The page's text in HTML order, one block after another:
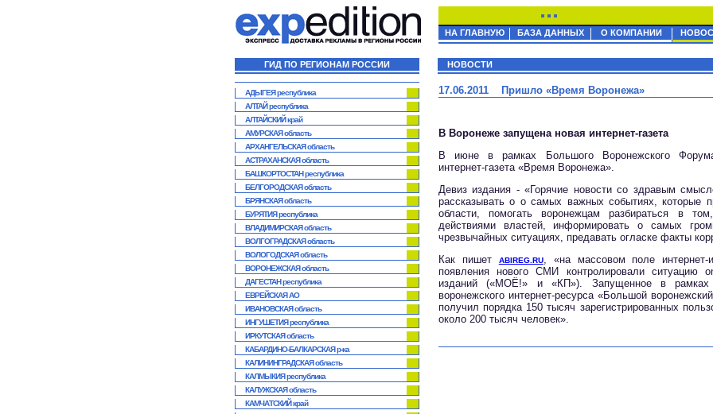
НА ГЛАВНУЮ БАЗА ДАННЫХ О КОМПАНИИ
ГИД ПО РЕГИОНАМ РОССИИ
АДЫГЕЯ республика
АЛТАЙ республика
АЛТАЙСКИЙ край
АМУРСКАЯ область
АРХАНГЕЛЬСКАЯ область
АСТРАХАНСКАЯ область
БАШКОРТОСТАН республика
БЕЛГОРОДСКАЯ область
БРЯНСКАЯ область
БУРЯТИЯ республика
ВЛАДИМИРСКАЯ область
ВОЛГОГРАДСКАЯ область
ВОЛОГОДСКАЯ область
ВОРОНЕЖСКАЯ область
ДАГЕСТАН республика
ЕВРЕЙСКАЯ АО
ИВАНОВСКАЯ область
ИНГУШЕТИЯ республика
ИРКУТСКАЯ область
КАБАРДИНО-БАЛКАРСКАЯ р-ка
КАЛИНИНГРАДСКАЯ область
КАЛМЫКИЯ республика
КАЛУЖСКАЯ область
КАМЧАТСКИЙ край
НОВОСТИ
17.06.2011 Пришло «Время Воронежа»
В Воронеже запущена новая интернет-газета
В июне в рамках Большого Воронежского
интернет-газета «Время Воронежа».
Девиз издания - «Горячие новости со здравым
рассказывать о о самых важных событиях, которые
области, помогать воронежцам разбираться в
действиями властей, информировать о самых
чрезвычайных ситуациях, предавать огласке факты
Как пишет
ABIREG.RU, «на массовом поле интернет-
появления нового СМИ контролировали ситуацию
изданий («МОЁ!» и «КП»). Запущенное в рамках
воронежского интернет-ресурса «Большой
получил порядка 150 тысяч зарегистрированных
около 200 тысяч человек».